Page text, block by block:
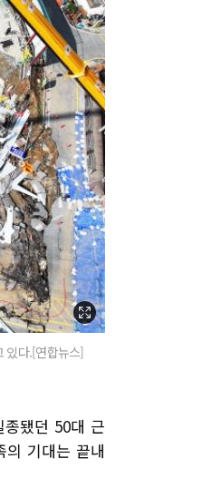
있다.[연합뉴스]
됐던 50대 근
기대는 끝내